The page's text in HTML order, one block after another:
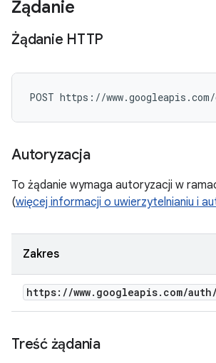
Żądanie
Żądanie HTTP
POST https://
Autoryzacja
To żądanie wymaga autoryzacji w
(więcej informacji o uwierzytelnianiu i
Zakres
https: //www. googleapis. com/auth/
Treść żądania